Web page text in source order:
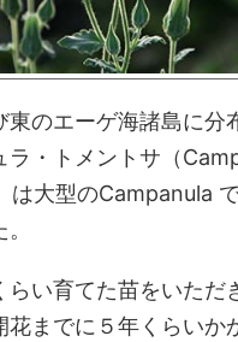
東のエーゲ海諸島に分
ラ・トメントサ（
大型のCampanula
らい育てた苗をいただ
花までに５年くらいか